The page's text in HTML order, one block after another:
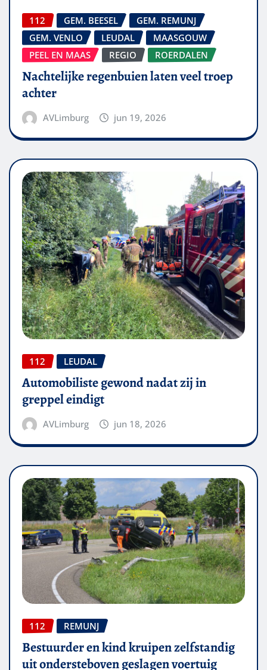
112 GEM. BEESEL
GEM. REMUNJ
GEM. VENLO
LEUDAL
MAASGOUW
PEEL EN MAAS
REGIO ROERDALEN
Nachtelijke regenbuien laten veel troep
achter
AVLimburg jun 19, 2026
112 LEUDAL
Automobiliste gewond nadat zij in
greppel eindigt
AVLimburg jun 18, 2026
112 REMUNJ
Bestuurder en kind kruipen zelfstandig
uit ondersteboven geslagen voertuig